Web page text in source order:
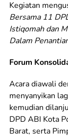
Kegiatan
Bersama 11
Istiqomah dan
Dalam
Forum
Acara diawali
menyanyikan
kemudian
DPD ABI Kota
Barat, serta